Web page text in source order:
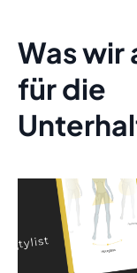
Was wir
für die